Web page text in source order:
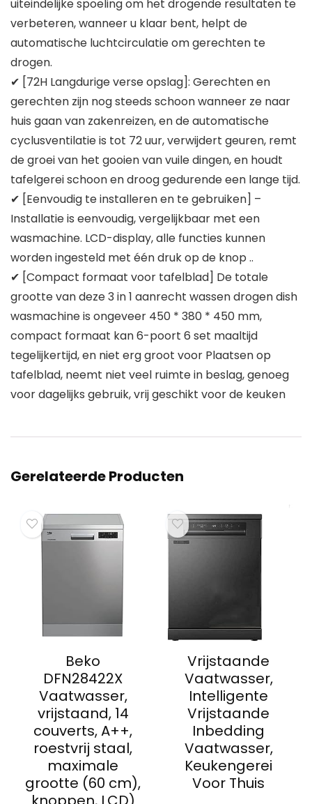
uiteindelijke spoeling om het drogende resultaten te
verbeteren, wanneer u klaar bent, helpt de
automatische luchtcirculatie om gerechten te
drogen.
✔ [72H Langdurige verse opslag]: Gerechten en
gerechten zijn nog steeds schoon wanneer ze naar
huis gaan van zakenreizen, en de automatische
cyclusventilatie is tot 72 uur, verwijdert geuren, remt
de groei van het gooien van vuile dingen, en houdt
tafelgerei schoon en droog gedurende een lange tijd.
✔ [Eenvoudig te installeren en te gebruiken] –
Installatie is eenvoudig, vergelijkbaar met een
wasmachine. LCD-display, alle functies kunnen
worden ingesteld met één druk op de knop ..
✔ [Compact formaat voor tafelblad] De totale
grootte van deze 3 in 1 aanrecht wassen drogen dish
wasmachine is ongeveer 450 * 380 * 450 mm,
compact formaat kan 6-poort 6 set maaltijd
tegelijkertijd, en niet erg groot voor Plaatsen op
tafelblad, neemt niet veel ruimte in beslag, genoeg
voor dagelijks gebruik, vrij geschikt voor de keuken
Gerelateerde Producten
Beko
DFN28422X
Vaatwasser,
vrijstaand, 14
couverts, A++,
roestvrij staal,
maximale
grootte (60 cm),
Vrijstaande
Vaatwasser,
Intelligente
Vrijstaande
Inbedding
Vaatwasser,
Keukengerei
Voor Thuis